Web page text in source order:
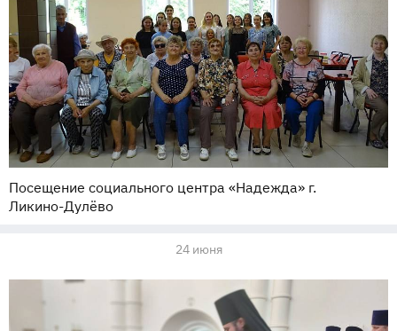
Посещение социального центра «Надежда» г.
Ликино-Дулёво
24 июня